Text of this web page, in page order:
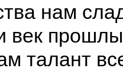
нам
век
талант